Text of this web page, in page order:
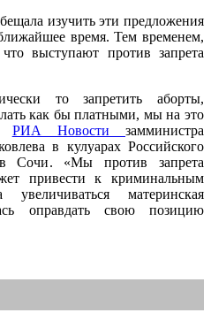
изучить эти предложения
время. Тем временем,
выступают против запрета
то запретить аборты,
как бы платными, мы на это
РИА Новостизамминистра
в кулуарах Российского
Сочи. «Мы против запрета
привести к криминальным
материнская
оправдать свою позицию